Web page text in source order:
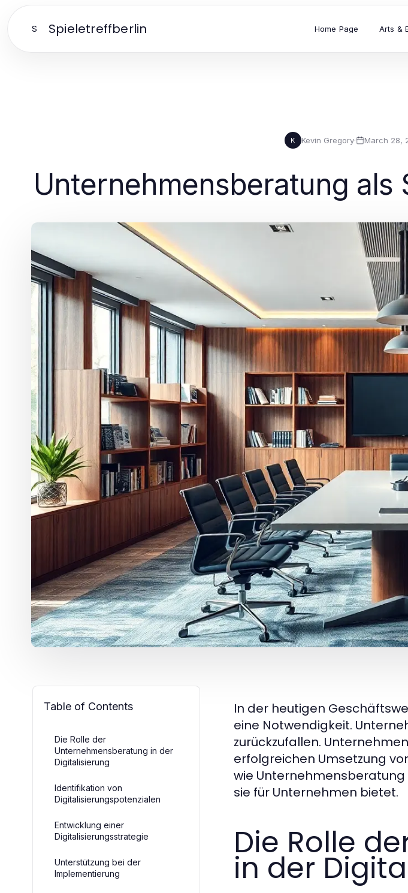
S Spieletreffberlin Home Page Arts &
K Kevin Gregory· March 28,
Unternehmensberatung als
Table of Contents
Die Rolle der
Unternehmensberatung in der
Digitalisierung
Identifikation von
Digitalisierungspotenzialen
Entwicklung einer
Digitalisierungsstrategie
Unterstützung bei der
Implementierung
In der heutigen
eine Notwendigkeit.
zurückzufallen.
erfolgreichen Umsetzung
wie Unternehmensberatung
sie für Unternehmen bietet.
Die Rolle
in der